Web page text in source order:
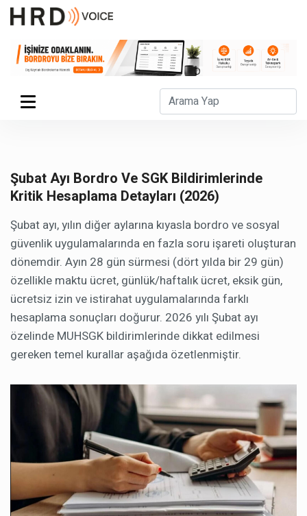
Şubat Ayı Bordro Ve SGK Bildirimlerinde
Kritik Hesaplama Detayları (2026)
Şubat ayı, yılın diğer aylarına kıyasla bordro ve sosyal
güvenlik uygulamalarında en fazla soru işareti oluşturan
dönemdir. Ayın 28 gün sürmesi (dört yılda bir 29 gün)
özellikle maktu ücret, günlük/haftalık ücret, eksik gün,
ücretsiz izin ve istirahat uygulamalarında farklı
hesaplama sonuçları doğurur. 2026 yılı Şubat ayı
özelinde MUHSGK bildirimlerinde dikkat edilmesi
gereken temel kurallar aşağıda özetlenmiştir.